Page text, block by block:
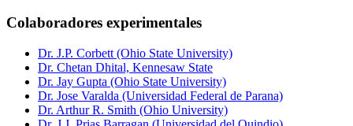
Colaboradores experimentales
Dr. J.P. Corbett (Ohio State University)
Dr. Chetan Dhital, Kennesaw State
Dr. Jay Gupta (Ohio State University)
Dr. Jose Varalda (Universidad Federal de Parana)
Dr. Arthur R. Smith (Ohio University)